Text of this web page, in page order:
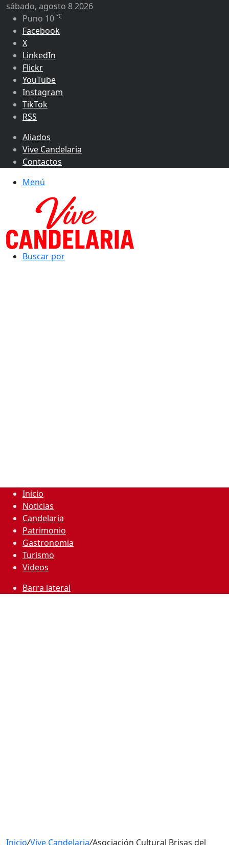
sábado, agosto 8 2026
Puno 10 ℃
Facebook
X
LinkedIn
Flickr
YouTube
Instagram
TikTok
RSS
Aliados
Vive Candelaria
Contactos
Menú
Buscar por
Inicio
Noticias
Candelaria
Patrimonio
Gastronomia
Turismo
Videos
Barra lateral
Inicio/Vive Candelaria/Asociación Cultural Brisas del